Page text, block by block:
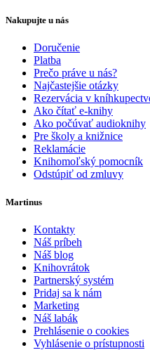
Nakupujte u nás
Doručenie
Platba
Prečo práve u nás?
Najčastejšie otázky
Rezervácia v
Ako čítať e-knihy
Ako počúvať audioknihy
Pre školy a knižnice
Reklamácie
Knihomoľský pomocník
Odstúpiť od zmluvy
Martinus
Kontakty
Náš príbeh
Náš blog
Knihovrátok
Partnerský systém
Pridaj sa k nám
Marketing
Náš labák
Prehlásenie o cookies
Vyhlásenie o prístupnosti